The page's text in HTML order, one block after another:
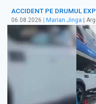
ACCIDENT PE DRUMUL
06.08.2026 Marian Jinga |